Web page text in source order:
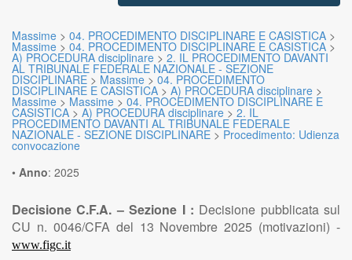
Massime > 04. PROCEDIMENTO DISCIPLINARE E CASISTICA >
Massime > 04. PROCEDIMENTO DISCIPLINARE E CASISTICA >
A) PROCEDURA disciplinare > 2. IL PROCEDIMENTO DAVANTI
AL TRIBUNALE FEDERALE NAZIONALE - SEZIONE
DISCIPLINARE > Massime > 04. PROCEDIMENTO
DISCIPLINARE E CASISTICA > A) PROCEDURA disciplinare >
Massime > Massime > 04. PROCEDIMENTO DISCIPLINARE E
CASISTICA > A) PROCEDURA disciplinare > 2. IL
PROCEDIMENTO DAVANTI AL TRIBUNALE FEDERALE
NAZIONALE - SEZIONE DISCIPLINARE > Procedimento: Udienza
convocazione
• Anno: 2025
Decisione C.F.A. – Sezione I : Decisione pubblicata sul
CU n. 0046/CFA del 13 Novembre 2025 (motivazioni) -
www.figc.it